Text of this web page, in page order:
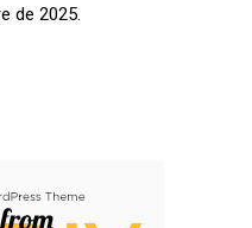
de 2025.